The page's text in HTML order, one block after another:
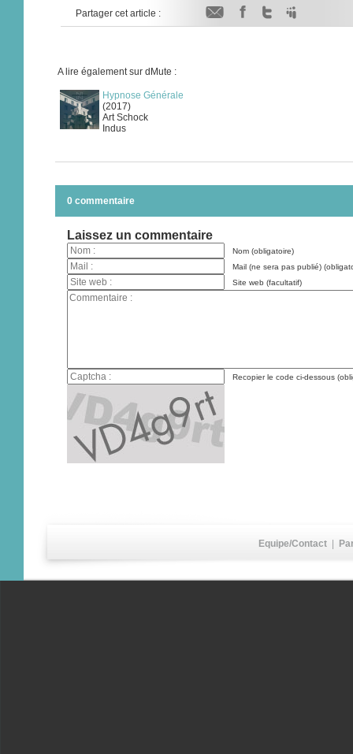
Partager cet article :
A lire également sur dMute :
Hypnose Générale
(2017)
Art Schock
Indus
0 commentaire
Laissez un commentaire
Nom (obligatoire)
Mail (ne sera pas publié)
Site web (facultatif)
Recopier le code ci-dessous
Equipe/Contact